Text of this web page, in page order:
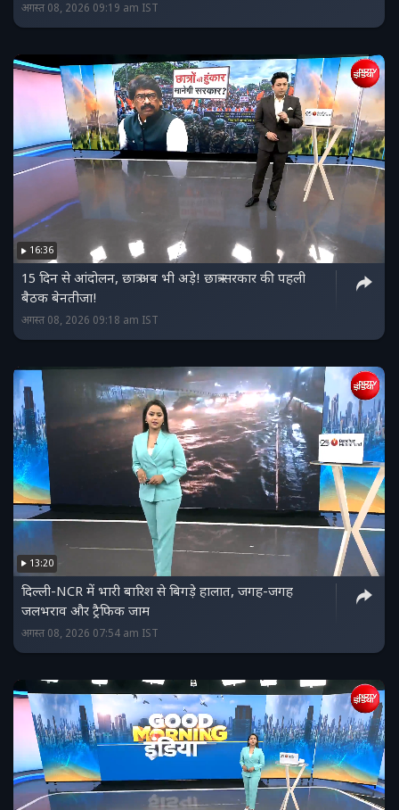
अगस्त 08, 2026 09:19 am IST
16:36
15 दिन से आंदोलन, छात्र अब भी अड़े! छात्र-सरकार की पहली
बैठक बेनतीजा!
अगस्त 08, 2026 09:18 am IST
13:20
दिल्ली-NCR में भारी बारिश से बिगड़े हालात, जगह-जगह
जलभराव और ट्रैफिक जाम
अगस्त 08, 2026 07:54 am IST